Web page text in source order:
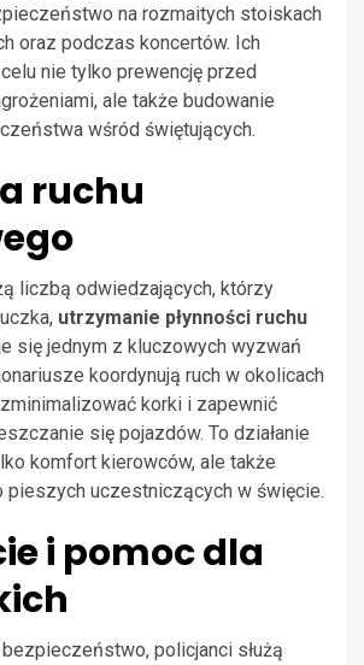
na rozmaitych stoiskach
oraz podczas koncertów. Ich
nie tylko prewencję przed
ale także budowanie
wśród świętujących.
ruchu
liczbą odwiedzających, którzy
utrzymanie płynności ruchu
się jednym z kluczowych wyzwań
koordynują ruch w okolicach
korki i zapewnić
się pojazdów. To działanie
komfort kierowców, ale także
uczestniczących w święcie.
i pomoc dla
policjanci służą